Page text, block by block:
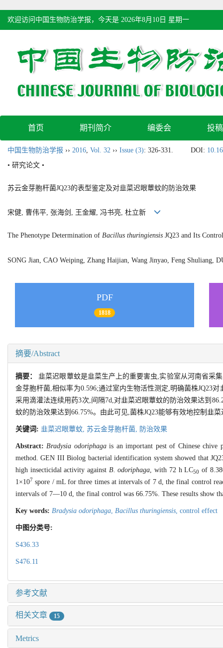
欢迎访问中国生物防治学报，今天是 2026年8月10日 星期一
首页 期刊简介 编委会 投
中国生物防治学报 ›› 2016, Vol. 32 ›› Issue (3): 326-331. DOI:
• 研究论文 •
苏云金芽胞杆菌JQ23的表型鉴定及对韭菜迟眼蕈蚊的防治效果
宋健, 曹伟平, 张海剑, 王金耀, 冯书亮, 杜立新
The Phenotype Determination of Bacillus thuringiensis JQ23 and Its
SONG Jian, CAO Weiping, Zhang Haijian, Wang Jinyao, Feng
PDF
1818
摘要/Abstract
摘要： 韭菜迟眼蕈蚊是韭菜生产上的重要害虫,实验室从河南省采
金芽胞杆菌,相似率为0.596;通过室内生物活性测定,明确菌株JQ23
采用滴灌法连续用药3次,间隔7d,对韭菜迟眼蕈蚊的防治效果达到
蚊的防治效果达到66.75%。由此可见,菌株JQ23能够有效地控制韭
关键词: 韭菜迟眼蕈蚊, 苏云金芽胞杆菌, 防治效果
Abstract:Bradysia odoriphagais an important pest of Chinese chive
method. GEN III Biolog bacterial identification system showed that
high insecticidal activity against B. odoriphaga, with 72 h LC50 of
1×107 spore / mL for three times at intervals of 7 d, the final control
intervals of 7―10 d, the final control was 66.75%. These results show
Key words: Bradysia odoriphaga, Bacillus thuringiensis, control effect
中图分类号:
S436.33
S476.11
参考文献
相关文章 15
Metrics